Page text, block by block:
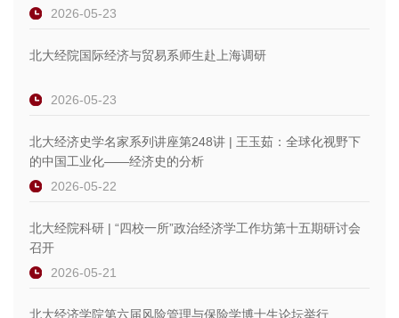
2026-05-23
北大经院国际经济与贸易系师生赴上海调研
2026-05-23
北大经济史学名家系列讲座第248讲 | 王玉茹：全球化视野下
的中国工业化——经济史的分析
2026-05-22
北大经院科研 | “四校一所”政治经济学工作坊第十五期研讨会
召开
2026-05-21
北大经济学院第六届风险管理与保险学博士生论坛举行